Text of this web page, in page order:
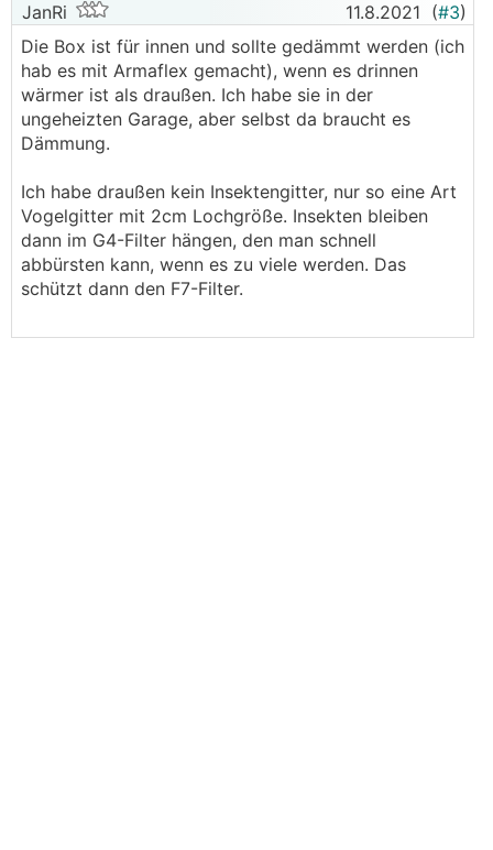
JanRi 11.8.2021 (#3)
Die Box ist für innen und sollte gedämmt werden (ich
hab es mit Armaflex gemacht), wenn es drinnen
wärmer ist als draußen. Ich habe sie in der
ungeheizten Garage, aber selbst da braucht es
Dämmung.
Ich habe draußen kein Insektengitter, nur so eine Art
Vogelgitter mit 2cm Lochgröße. Insekten bleiben
dann im G4-Filter hängen, den man schnell
abbürsten kann, wenn es zu viele werden. Das
schützt dann den F7-Filter.